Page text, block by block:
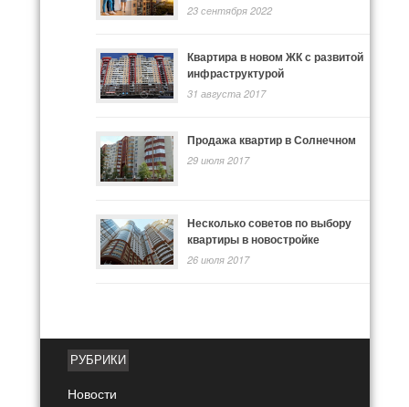
23 сентября 2022
Квартира в новом ЖК с развитой
инфраструктурой
31 августа 2017
Продажа квартир в Солнечном
29 июля 2017
Несколько советов по выбору
квартиры в новостройке
26 июля 2017
РУБРИКИ
Новости